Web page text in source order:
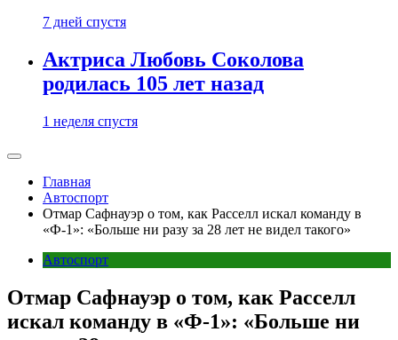
7 дней спустя
Актриса Любовь Соколова
родилась 105 лет назад
1 неделя спустя
Главная
Автоспорт
Отмар Сафнауэр о том, как Расселл искал команду в
«Ф-1»: «Больше ни разу за 28 лет не видел такого»
Автоспорт
Отмар Сафнауэр о том, как Расселл
искал команду в «Ф-1»: «Больше ни